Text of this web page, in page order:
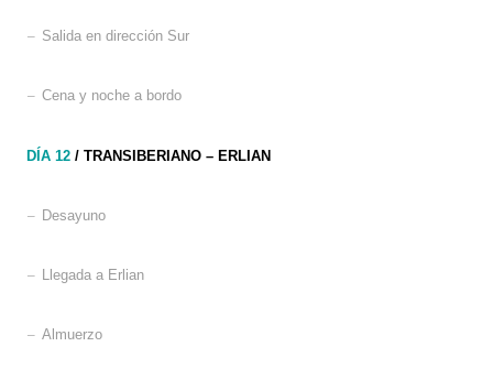
– Salida en dirección Sur
– Cena y noche a bordo
DÍA 12/ TRANSIBERIANO – ERLIAN
– Desayuno
– Llegada a Erlian
– Almuerzo